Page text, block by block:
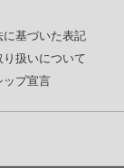
に基づいた表記
扱いについて
ップ宣言